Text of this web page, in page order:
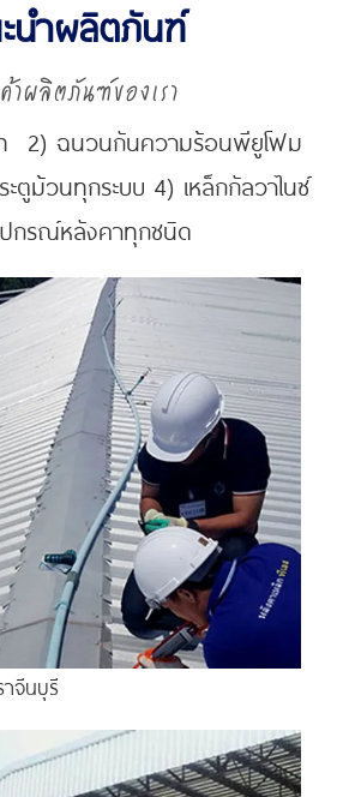
นำผลิตภันฑ์
าผลิตภันฑ์ของเรา
ท 2) ฉนวนกันความร้อนพียูโฟม
ะตูม้วนทุกระบบ 4) เหล็กกัลวาไนซ์
กรณ์หลังคาทุกชนิด
จีนบุรี